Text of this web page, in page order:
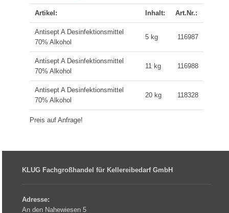
Artikel: Inhalt: Art.Nr.:
Antisept A Desinfektionsmittel
70% Alkohol
5 kg 116987
Antisept A Desinfektionsmittel
70% Alkohol
11 kg 116988
Antisept A Desinfektionsmittel
70% Alkohol
20 kg 118328
Preis auf Anfrage!
KLUG Fachgroßhandel für Kellereibedarf GmbH
Adresse:
An den Nahewiesen 5